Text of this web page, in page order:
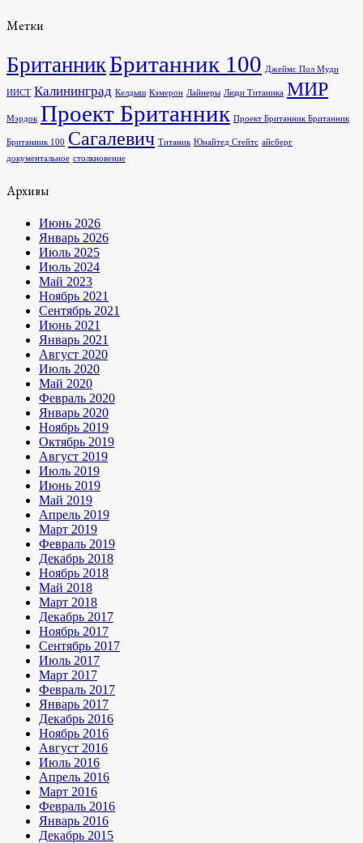
Метки
БританникБританник 100 Джеймс Пол Муди
ИИСТ Калининград Келдыш Кэмерон Лайнеры Люди Титаника МИР
Мэрдок Проект Британник Проект Британник Британник
Британник 100 Сагалевич Титаник Юнайтед Стейтс айсберг
документальное столкновение
Архивы
Июнь 2026
Январь 2026
Июль 2025
Июль 2024
Май 2023
Ноябрь 2021
Сентябрь 2021
Июнь 2021
Январь 2021
Август 2020
Июль 2020
Май 2020
Февраль 2020
Январь 2020
Ноябрь 2019
Октябрь 2019
Август 2019
Июль 2019
Июнь 2019
Май 2019
Апрель 2019
Март 2019
Февраль 2019
Декабрь 2018
Ноябрь 2018
Май 2018
Март 2018
Декабрь 2017
Ноябрь 2017
Сентябрь 2017
Июль 2017
Март 2017
Февраль 2017
Январь 2017
Декабрь 2016
Ноябрь 2016
Август 2016
Июль 2016
Апрель 2016
Март 2016
Февраль 2016
Январь 2016
Декабрь 2015